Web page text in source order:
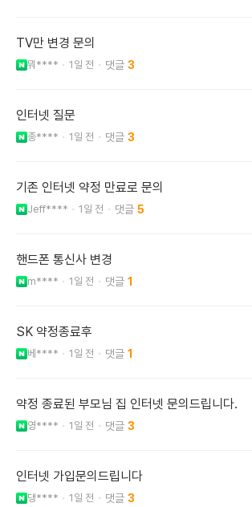
TV만 변경 문의
뭐**** 1일 전 3
인터넷 질문
종**** 1일 전 3
기존 인터넷 약정 만료로 문의
Jeff**** 1일 전 5
핸드폰 통신사 변경
m**** 1일 전 1
SK 약정종료후
베**** 1일 전 1
약정 종료된 부모님 집 인터넷 문의드립니다.
영**** 1일 전 3
인터넷 가입문의드립니다
댕**** 1일 전 3